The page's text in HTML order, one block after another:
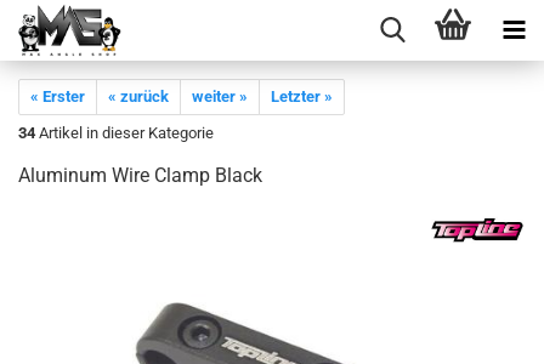
« Erster « zurück weiter »
Letzter »
34 Artikel in dieser Kategorie
Aluminum Wire Clamp Black